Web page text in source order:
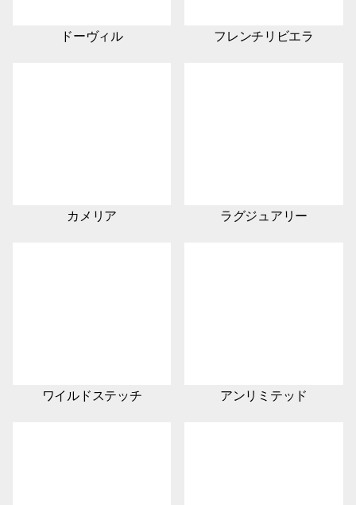
ドーヴィル フレンチリビエラ
カメリア ラグジュアリー
ワイルドステッチ アンリミテッド